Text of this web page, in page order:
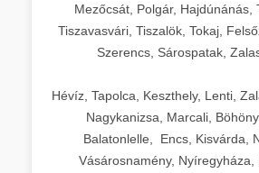
Mezőcsát, Polgár, Hajdúnánás,
Tiszavasvári, Tiszalök, Tokaj,
Szerencs, Sárospatak,
Hévíz, Tapolca, Keszthely, Lenti,
Nagykanizsa, Marcali,
Balatonlelle, Encs, Kisvárda,
Vásárosnamény, Nyíregyháza,